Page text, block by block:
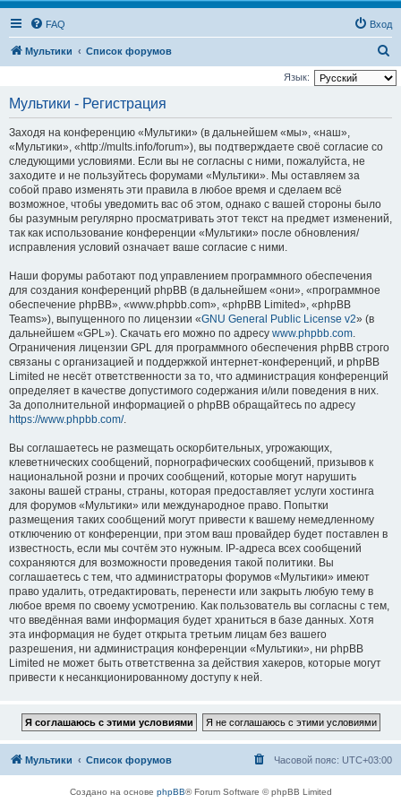
FAQ Вход
Мультики Список форумов
о
Язык:
Мультики - Регистрация
Заходя на конференцию «Мультики» (в дальнейшем «мы», «наш»,
«Мультики», «http://mults.info/forum»), вы подтверждаете своё согласие со
следующими условиями. Если вы не согласны с ними, пожалуйста, не
заходите и не пользуйтесь форумами «Мультики». Мы оставляем за
собой право изменять эти правила в любое время и сделаем всё
возможное, чтобы уведомить вас об этом, однако с вашей стороны было
бы разумным регулярно просматривать этот текст на предмет изменений,
так как использование конференции «Мультики» после обновления/
исправления условий означает ваше согласие с ними.
Наши форумы работают под управлением программного обеспечения
для создания конференций phpBB (в дальнейшем «они», «программное
обеспечение phpBB», «www.phpbb.com», «phpBB Limited», «phpBB
Teams»), выпущенного по лицензии «GNU General Public License v2» (в
дальнейшем «GPL»). Скачать его можно по адресу www.phpbb.com.
Ограничения лицензии GPL для программного обеспечения phpBB строго
связаны с организацией и поддержкой интернет-конференций, и phpBB
Limited не несёт ответственности за то, что администрация конференций
определяет в качестве допустимого содержания и/или поведения в них.
За дополнительной информацией о phpBB обращайтесь по адресу
https://www.phpbb.com/.
Вы соглашаетесь не размещать оскорбительных, угрожающих,
клеветнических сообщений, порнографических сообщений, призывов к
национальной розни и прочих сообщений, которые могут нарушить
законы вашей страны, страны, которая предоставляет услуги хостинга
для форумов «Мультики» или международное право. Попытки
размещения таких сообщений могут привести к вашему немедленному
отключению от конференции, при этом ваш провайдер будет поставлен в
известность, если мы сочтём это нужным. IP-адреса всех сообщений
сохраняются для возможности проведения такой политики. Вы
соглашаетесь с тем, что администраторы форумов «Мультики» имеют
право удалить, отредактировать, перенести или закрыть любую тему в
любое время по своему усмотрению. Как пользователь вы согласны с тем,
что введённая вами информация будет храниться в базе данных. Хотя
эта информация не будет открыта третьим лицам без вашего
разрешения, ни администрация конференции «Мультики», ни phpBB
Limited не может быть ответственна за действия хакеров, которые могут
привести к несанкционированному доступу к ней.
Мультики Список форумов Часовой пояс: UTC+03:00
Создано на основе phpBB® Forum Software © phpBB Limited